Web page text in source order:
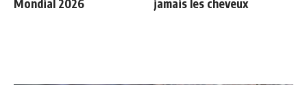
Mondial 2026
jamais les cheveux